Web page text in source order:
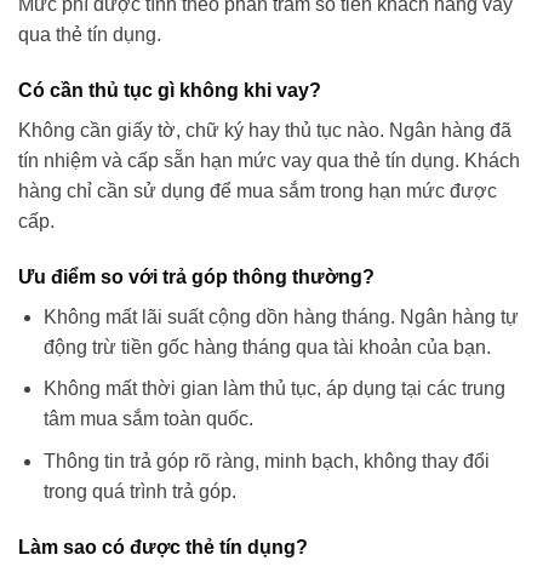
Mức phí được tính theo phần trăm số tiền khách hàng vay
qua thẻ tín dụng.
Có cần thủ tục gì không khi vay?
Không cần giấy tờ, chữ ký hay thủ tục nào. Ngân hàng đã
tín nhiệm và cấp sẵn hạn mức vay qua thẻ tín dụng. Khách
hàng chỉ cần sử dụng để mua sắm trong hạn mức được
cấp.
Ưu điểm so với trả góp thông thường?
Không mất lãi suất cộng dồn hàng tháng. Ngân hàng tự
động trừ tiền gốc hàng tháng qua tài khoản của bạn.
Không mất thời gian làm thủ tục, áp dụng tại các trung
tâm mua sắm toàn quốc.
Thông tin trả góp rõ ràng, minh bạch, không thay đổi
trong quá trình trả góp.
Làm sao có được thẻ tín dụng?